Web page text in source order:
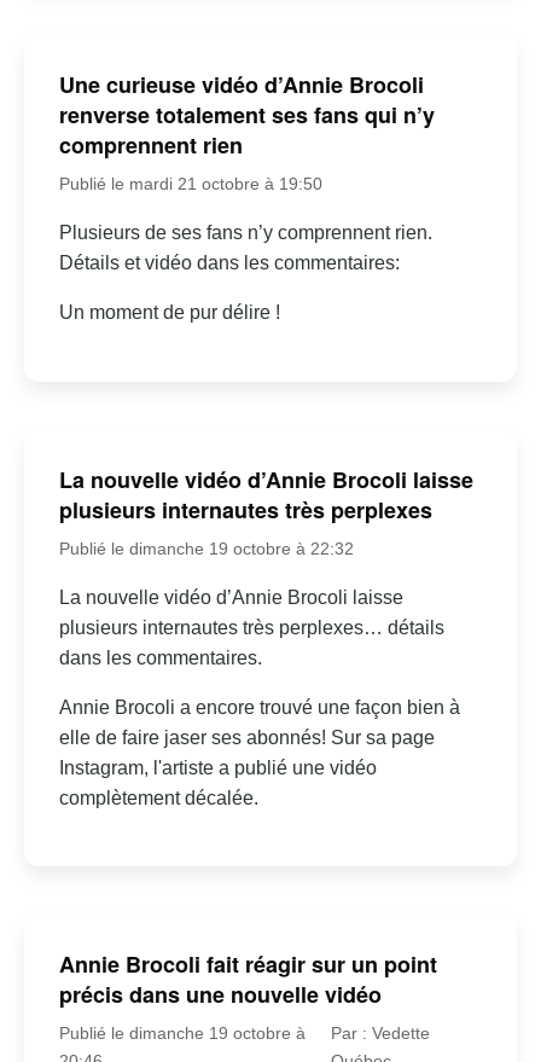
Une curieuse vidéo d’Annie Brocoli
renverse totalement ses fans qui n’y
comprennent rien
Publié le mardi 21 octobre à 19:50
Plusieurs de ses fans n’y comprennent rien.
Détails et vidéo dans les commentaires:
Un moment de pur délire !
La nouvelle vidéo d’Annie Brocoli laisse
plusieurs internautes très perplexes
Publié le dimanche 19 octobre à 22:32
La nouvelle vidéo d’Annie Brocoli laisse
plusieurs internautes très perplexes… détails
dans les commentaires.
Annie Brocoli a encore trouvé une façon bien à
elle de faire jaser ses abonnés! Sur sa page
Instagram, l'artiste a publié une vidéo
complètement décalée.
Annie Brocoli fait réagir sur un point
précis dans une nouvelle vidéo
Publié le dimanche 19 octobre à
Par : Vedette